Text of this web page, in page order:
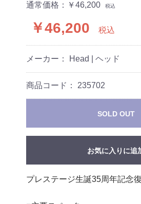
通常価格： ￥46,200 税込
￥46,200 税込
メーカー： Head | ヘッド
商品コード： 235702
SOLD OUT
お気に入りに追
プレステージ生誕35周年記念